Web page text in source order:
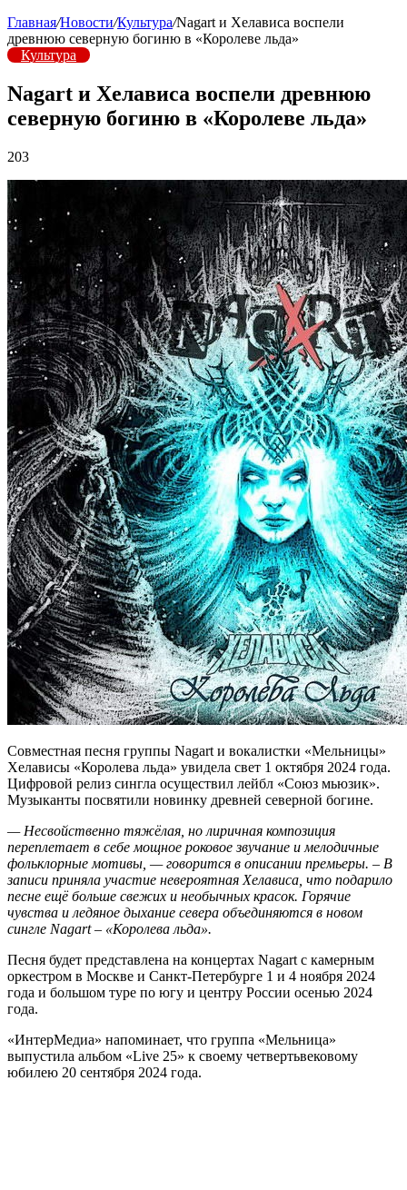
Главная/Новости/Культура/Nagart и Хелависа воспели
древнюю северную богиню в «Королеве льда»
Культура
Nagart и Хелависа воспели древнюю
северную богиню в «Королеве льда»
203
Совместная песня группы Nagart и вокалистки «Мельницы»
Хелависы «Королева льда» увидела свет 1 октября 2024 года.
Цифровой релиз сингла осуществил лейбл «Союз мьюзик».
Музыканты посвятили новинку древней северной богине.
— Несвойственно тяжёлая, но лиричная композиция
переплетает в себе мощное роковое звучание и мелодичные
фольклорные мотивы, — говорится в описании премьеры. – В
записи приняла участие невероятная Хелависа, что подарило
песне ещё больше свежих и необычных красок. Горячие
чувства и ледяное дыхание севера объединяются в новом
сингле Nagart – «Королева льда».
Песня будет представлена на концертах Nagart с камерным
оркестром в Москве и Санкт-Петербурге 1 и 4 ноября 2024
года и большом туре по югу и центру России осенью 2024
года.
«ИнтерМедиа» напоминает, что группа «Мельница»
выпустила альбом «Live 25» к своему четвертьвековому
юбилею 20 сентября 2024 года.